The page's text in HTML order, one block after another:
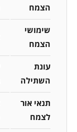
הצמח
שימושי
הצמח
עונת
השתילה
תנאי אור
לצמח